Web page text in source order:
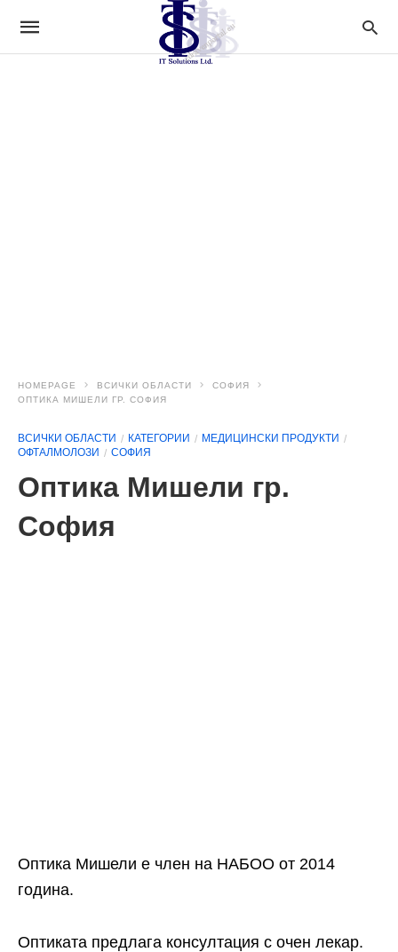
HOMEPAGE ВСИЧКИ ОБЛАСТИ
СОФИЯ
ОПТИКА МИШЕЛИ ГР. СОФИЯ
ВСИЧКИ ОБЛАСТИ КАТЕГОРИИ
МЕДИЦИНСКИ ПРОДУКТИ
ОФТАЛМОЛОЗИ
СОФИЯ
Оптика Мишели гр.
София
Оптика Мишели е член на НАБОО от 2014
година.
Оптиката предлага консултация с очен лекар.